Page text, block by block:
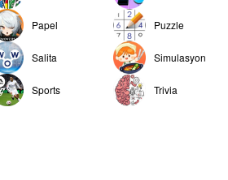
Papel Puzzle
Salita Simulasyon
Sports Trivia